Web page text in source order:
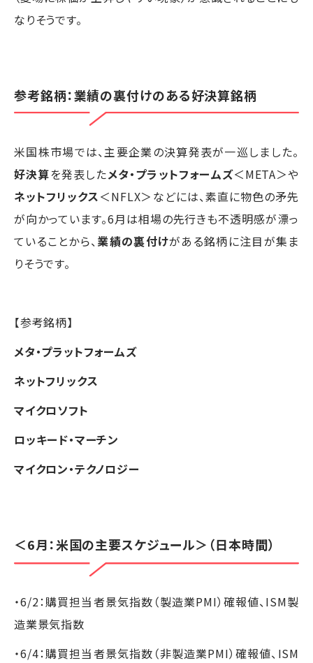
なりそうです。
参考銘柄：業績の裏付けのある好決算銘柄
米国株市場では、主要企業の決算発表が一巡しました。
好決算を発表したメタ・プラットフォームズ＜META＞や
ネットフリックス＜NFLX＞などには、素直に物色の矛先
が向かっています。6月は相場の先行きも不透明感が漂っ
ていることから、業績の裏付けがある銘柄に注目が集ま
りそうです。
【参考銘柄】
メタ・プラットフォームズ
ネットフリックス
マイクロソフト
ロッキード・マーチン
マイクロン・テクノロジー
＜6月：米国の主要スケジュール＞（日本時間）
・6/2：購買担当者景気指数（製造業PMI）確報値、ISM製
造業景気指数
・6/4：購買担当者景気指数（非製造業PMI）確報値、ISM